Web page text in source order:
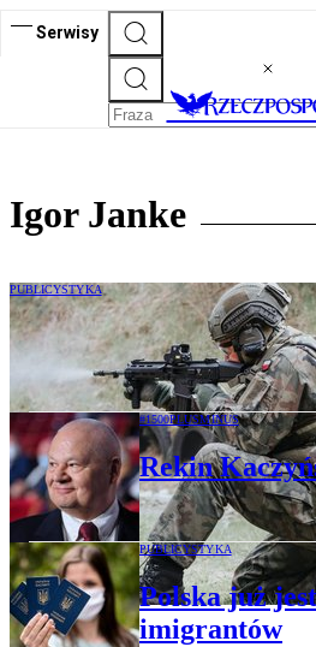
Serwisy
Igor Janke
PUBLICYSTYKA
Igor Janke: Polska
przyspieszenie
#1500PLUSMINUS
Rekin
PUBLICYSTYKA
Polska już
imigrantów